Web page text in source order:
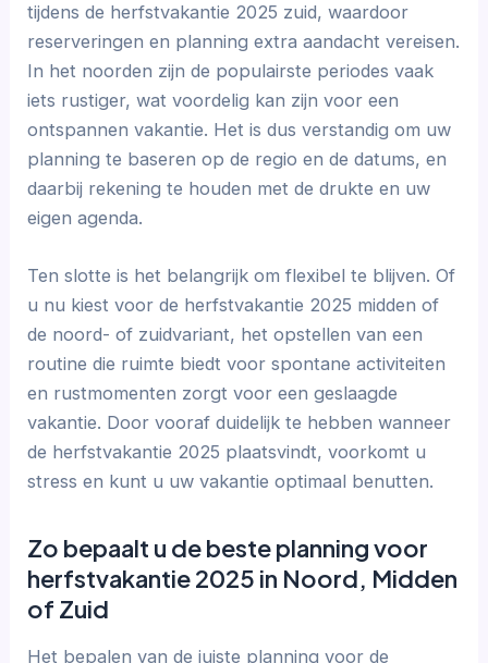
tijdens de herfstvakantie 2025 zuid, waardoor
reserveringen en planning extra aandacht vereisen.
In het noorden zijn de populairste periodes vaak
iets rustiger, wat voordelig kan zijn voor een
ontspannen vakantie. Het is dus verstandig om uw
planning te baseren op de regio en de datums, en
daarbij rekening te houden met de drukte en uw
eigen agenda.
Ten slotte is het belangrijk om flexibel te blijven. Of
u nu kiest voor de herfstvakantie 2025 midden of
de noord- of zuidvariant, het opstellen van een
routine die ruimte biedt voor spontane activiteiten
en rustmomenten zorgt voor een geslaagde
vakantie. Door vooraf duidelijk te hebben wanneer
de herfstvakantie 2025 plaatsvindt, voorkomt u
stress en kunt u uw vakantie optimaal benutten.
Zo bepaalt u de beste planning voor
herfstvakantie 2025 in Noord, Midden
of Zuid
Het bepalen van de juiste planning voor de